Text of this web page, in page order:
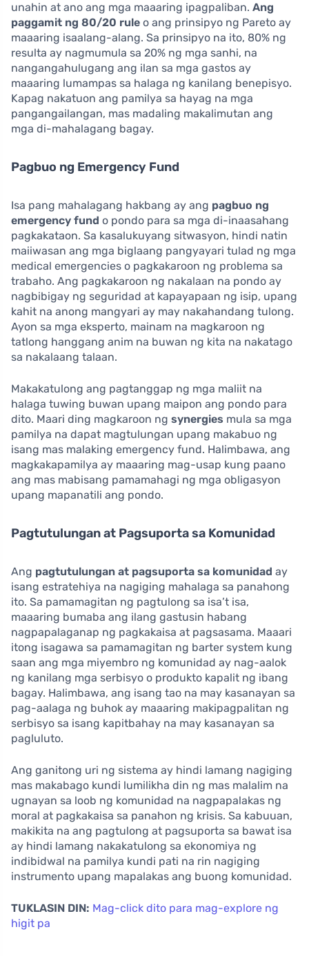
unahin at ano ang mga maaaring ipagpaliban. Ang
paggamit ng 80/20 rule o ang prinsipyo ng Pareto ay
maaaring isaalang-alang. Sa prinsipyo na ito, 80% ng
resulta ay nagmumula sa 20% ng mga sanhi, na
nangangahulugang ang ilan sa mga gastos ay
maaaring lumampas sa halaga ng kanilang benepisyo.
Kapag nakatuon ang pamilya sa hayag na mga
pangangailangan, mas madaling makalimutan ang
mga di-mahalagang bagay.
Pagbuo ng Emergency Fund
Isa pang mahalagang hakbang ay ang pagbuo ng
emergency fund o pondo para sa mga di-inaasahang
pagkakataon. Sa kasalukuyang sitwasyon, hindi natin
maiiwasan ang mga biglaang pangyayari tulad ng mga
medical emergencies o pagkakaroon ng problema sa
trabaho. Ang pagkakaroon ng nakalaan na pondo ay
nagbibigay ng seguridad at kapayapaan ng isip, upang
kahit na anong mangyari ay may nakahandang tulong.
Ayon sa mga eksperto, mainam na magkaroon ng
tatlong hanggang anim na buwan ng kita na nakatago
sa nakalaang talaan.
Makakatulong ang pagtanggap ng mga maliit na
halaga tuwing buwan upang maipon ang pondo para
dito. Maari ding magkaroon ng synergies mula sa mga
pamilya na dapat magtulungan upang makabuo ng
isang mas malaking emergency fund. Halimbawa, ang
magkakapamilya ay maaaring mag-usap kung paano
ang mas mabisang pamamahagi ng mga obligasyon
upang mapanatili ang pondo.
Pagtutulungan at Pagsuporta sa Komunidad
Ang pagtutulungan at pagsuporta sa komunidad ay
isang estratehiya na nagiging mahalaga sa panahong
ito. Sa pamamagitan ng pagtulong sa isa’t isa,
maaaring bumaba ang ilang gastusin habang
nagpapalaganap ng pagkakaisa at pagsasama. Maaari
itong isagawa sa pamamagitan ng barter system kung
saan ang mga miyembro ng komunidad ay nag-aalok
ng kanilang mga serbisyo o produkto kapalit ng ibang
bagay. Halimbawa, ang isang tao na may kasanayan sa
pag-aalaga ng buhok ay maaaring makipagpalitan ng
serbisyo sa isang kapitbahay na may kasanayan sa
pagluluto.
Ang ganitong uri ng sistema ay hindi lamang nagiging
mas makabago kundi lumilikha din ng mas malalim na
ugnayan sa loob ng komunidad na nagpapalakas ng
moral at pagkakaisa sa panahon ng krisis. Sa kabuuan,
makikita na ang pagtulong at pagsuporta sa bawat isa
ay hindi lamang nakakatulong sa ekonomiya ng
indibidwal na pamilya kundi pati na rin nagiging
instrumento upang mapalakas ang buong komunidad.
TUKLASIN DIN: Mag-click dito para mag-explore ng
higit pa